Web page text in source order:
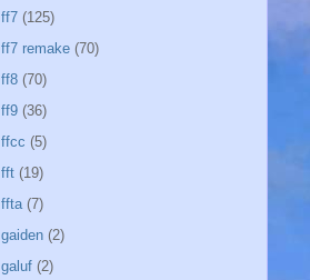
ff7 (125)
ff7 remake (70)
ff8 (70)
ff9 (36)
ffcc (5)
fft (19)
ffta (7)
gaiden (2)
galuf (2)